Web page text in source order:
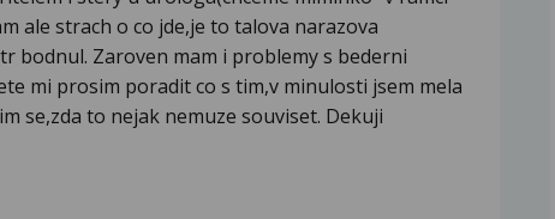
ale strach o co jde,je to talova narazova
bodnul. Zaroven mam i problemy s bederni
mi prosim poradit co s tim,v minulosti jsem mela
se,zda to nejak nemuze souviset. Dekuji